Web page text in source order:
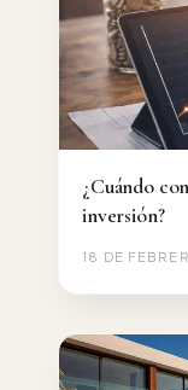
¿Cuándo
inversión?
18 DE